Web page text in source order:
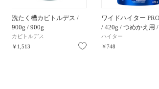
お気に入り
洗たく槽カビトルデス /
900g / 900g
カビトルデス
￥1,513
お気に入り
ワイドハイター
/ 420g / つめかえ用
ハイター
￥748